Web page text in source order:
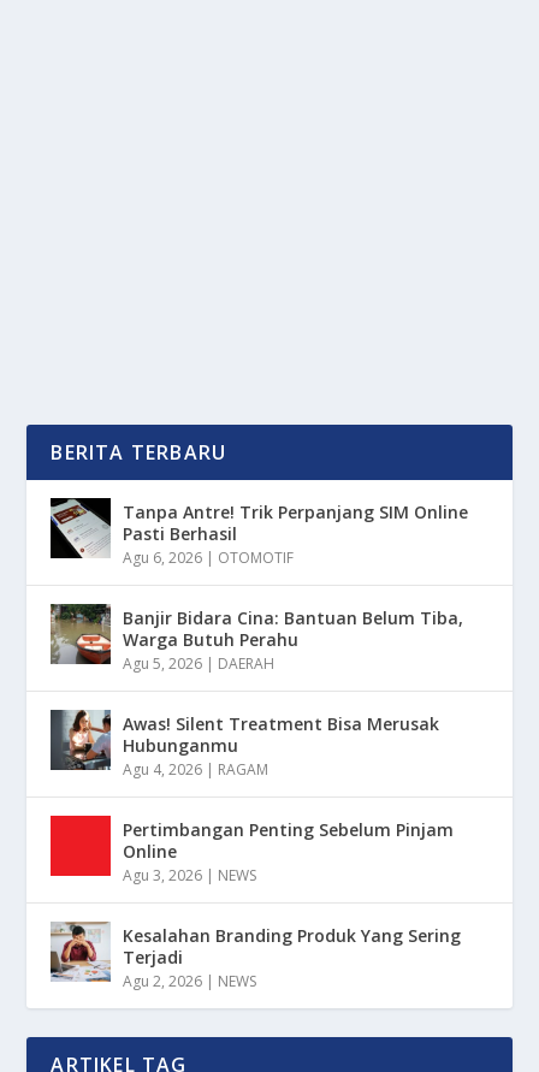
BERITA TERBARU
Tanpa Antre! Trik Perpanjang SIM Online
Pasti Berhasil
Agu 6, 2026 | OTOMOTIF
Banjir Bidara Cina: Bantuan Belum Tiba,
Warga Butuh Perahu
Agu 5, 2026 | DAERAH
Awas! Silent Treatment Bisa Merusak
Hubunganmu
Agu 4, 2026 | RAGAM
Pertimbangan Penting Sebelum Pinjam
Online
Agu 3, 2026 | NEWS
Kesalahan Branding Produk Yang Sering
Terjadi
Agu 2, 2026 | NEWS
ARTIKEL TAG